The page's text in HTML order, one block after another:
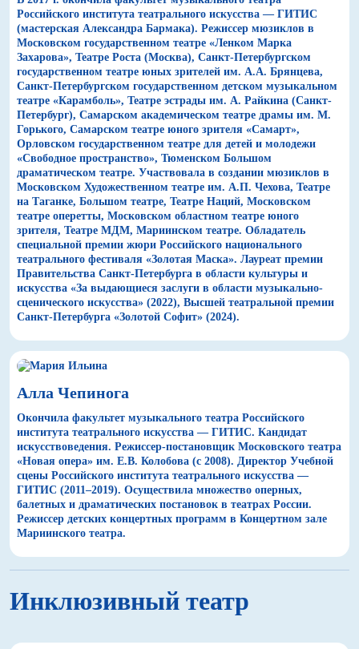
Российского института театрального искусства — ГИТИС
(мастерская Александра Бармака). Режиссер мюзиклов в
Московском государственном театре «Ленком Марка
Захарова», Театре Роста (Москва), Санкт-Петербургском
государственном театре юных зрителей им. А.А. Брянцева,
Санкт-Петербургском государственном детском музыкальном
театре «Карамболь», Театре эстрады им. А. Райкина (Санкт-
Петербург), Самарском академическом театре драмы им. М.
Горького, Самарском театре юного зрителя «Самарт»,
Орловском государственном театре для детей и молодежи
«Свободное пространство», Тюменском Большом
драматическом театре. Участвовала в создании мюзиклов в
Московском Художественном театре им. А.П. Чехова, Театре
на Таганке, Большом театре, Театре Наций, Московском
театре оперетты, Московском областном театре юного
зрителя, Театре МДМ, Мариинском театре. Обладатель
специальной премии жюри Российского национального
театрального фестиваля «Золотая Маска». Лауреат премии
Правительства Санкт-Петербурга в области культуры и
искусства «За выдающиеся заслуги в области музыкально-
сценического искусства» (2022), Высшей театральной премии
Санкт-Петербурга «Золотой Софит» (2024).
Алла Чепинога
Окончила факультет музыкального театра Российского
института театрального искусства — ГИТИС. Кандидат
искусствоведения. Режиссер-постановщик Московского театра
«Новая опера» им. Е.В. Колобова (с 2008). Директор Учебной
сцены Российского института театрального искусства —
ГИТИС (2011–2019). Осуществила множество оперных,
балетных и драматических постановок в театрах России.
Режиссер детских концертных программ в Концертном зале
Мариинского театра.
Инклюзивный театр